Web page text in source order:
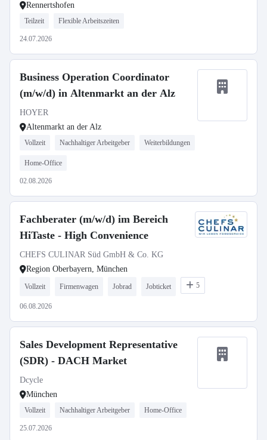
Rennertshofen
Teilzeit Flexible Arbeitszeiten
24.07.2026
Business Operation Coordinator
(m/w/d) in Altenmarkt an der Alz
HOYER
Altenmarkt an der Alz
Vollzeit Nachhaltiger Arbeitgeber Weiterbildungen
Home-Office
02.08.2026
Fachberater (m/w/d) im Bereich
HiTaste - High Convenience
CHEFS CULINAR Süd GmbH & Co. KG
Region Oberbayern, München
Vollzeit Firmenwagen Jobrad Jobticket 5
06.08.2026
Sales Development Representative
(SDR) - DACH Market
Dcycle
München
Vollzeit Nachhaltiger Arbeitgeber Home-Office
25.07.2026